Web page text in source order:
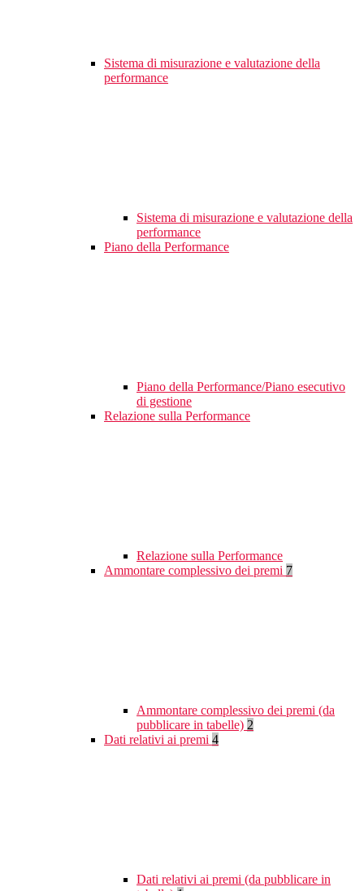
Sistema di misurazione e valutazione della
performance
Sistema di misurazione e valutazione della
performance
Piano della Performance
Piano della Performance/Piano esecutivo
di gestione
Relazione sulla Performance
Relazione sulla Performance
Ammontare complessivo dei premi 7
Ammontare complessivo dei premi (da
pubblicare in tabelle) 2
Dati relativi ai premi 4
Dati relativi ai premi (da pubblicare in